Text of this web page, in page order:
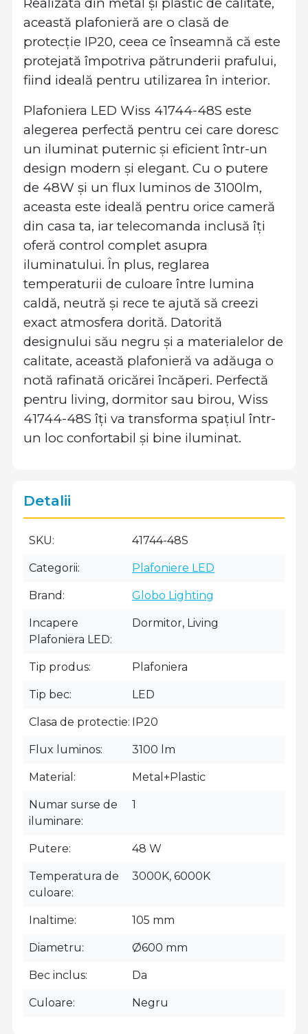
această plafonieră are o clasă de
protecție IP20, ceea ce înseamnă că este
protejată împotriva pătrunderii prafului,
fiind ideală pentru utilizarea în interior.
Plafoniera LED Wiss 41744-48S este
alegerea perfectă pentru cei care doresc
un iluminat puternic și eficient într-un
design modern și elegant. Cu o putere
de 48W și un flux luminos de 3100lm,
aceasta este ideală pentru orice cameră
din casa ta, iar telecomanda inclusă îți
oferă control complet asupra
iluminatului. În plus, reglarea
temperaturii de culoare între lumina
caldă, neutră și rece te ajută să creezi
exact atmosfera dorită. Datorită
designului său negru și a materialelor de
calitate, această plafonieră va adăuga o
notă rafinată oricărei încăperi. Perfectă
pentru living, dormitor sau birou, Wiss
41744-48S îți va transforma spațiul într-
un loc confortabil și bine iluminat.
Detalii
SKU 41744-48S
Categorii Plafoniere LED
Brand Globo Lighting
Incapere
Plafoniera LED
Dormitor, Living
Tip produs Plafoniera
Tip bec LED
Clasa de protectie IP20
Flux luminos 3100 lm
Material Metal+Plastic
Numar surse de
iluminare
1
Putere 48 W
Temperatura de
culoare
3000K, 6000K
Inaltime 105 mm
Diametru Ø600 mm
Bec inclus Da
Culoare Negru